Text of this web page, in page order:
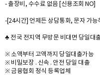
- 출장비, 수수료 없음 [신용조회 NO]
-[24시간] 언제든 상담통화, 문자 가능
♣ 전국 전지역 무방문 비대면 당일대
※ 소액부터 고액까지 당일대출가능
※ 비밀보장 . 신속 . 안전 당일 대출
※ 금융협회 정식 등록업체